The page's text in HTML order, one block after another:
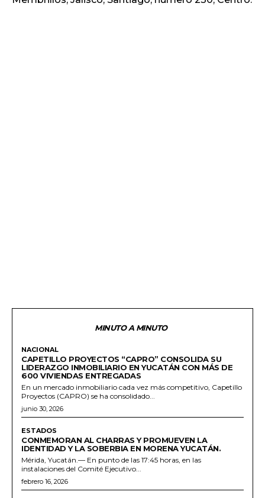
MINUTO A MINUTO
NACIONAL
CAPETILLO PROYECTOS “CAPRO” CONSOLIDA SU
LIDERAZGO INMOBILIARIO EN YUCATÁN CON MÁS DE
600 VIVIENDAS ENTREGADAS
En un mercado inmobiliario cada vez más competitivo, Capetillo
Proyectos (CAPRO) se ha consolidado...
junio 30, 2026
ESTADOS
CONMEMORAN AL CHARRAS Y PROMUEVEN LA
IDENTIDAD Y LA SOBERBIA EN MORENA YUCATÁN.
Mérida, Yucatán.— En punto de las 17:45 horas, en las
instalaciones del Comité Ejecutivo...
febrero 16, 2026